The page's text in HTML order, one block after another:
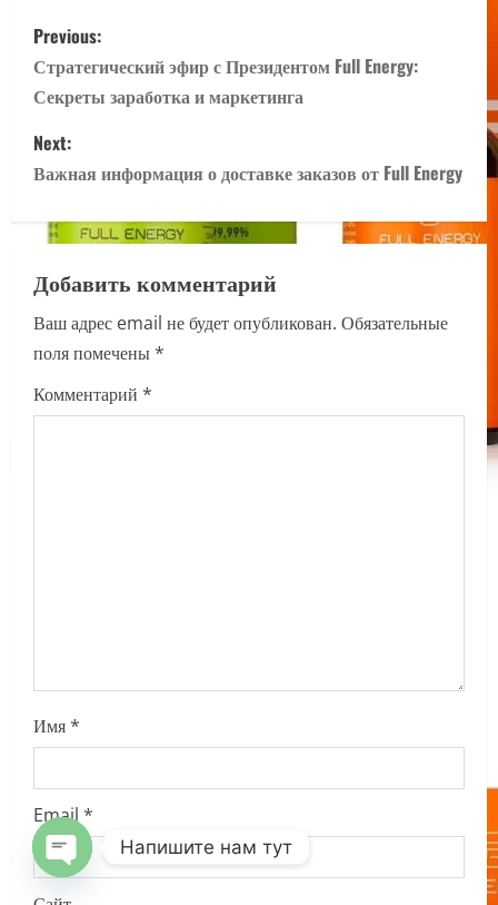
P
o
s
t
n
a
v
i
g
Previous:
Стратегический эфир с Президентом Full Energy:
Секреты заработка и маркетинга
Next:
Важная информация о доставке заказов от Full Energy
Добавить комментарий
Ваш адрес email не будет опубликован. Обязательные
поля помечены*
Комментарий *
Имя*
Email *
Напишите нам тут